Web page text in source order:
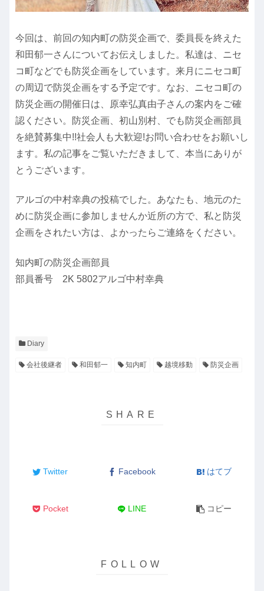
今回は、前回の知内町の防災企画で、委員長を終えた
和田郁一さんについてお伝えしました。私達は、ニセ
コ町などでも防災企画をしています。来月にニセコ町
の周辺で防災企画をする予定です。なお、ニセコ町の
防災企画の開催日は、原幸弘真由子さんの案内をご確
認ください。防災企画、初山別村、でも防災企画部員
を絶賛募集中!!社会人も大歓迎!お問い合わせをお願いし
ます。私の記事をご覧いただきまして、本当にありが
とうございます。
アルゴの中村幸典の投稿でした。あなたも、地元のた
めに防災企画に参加しませんか近所の方で、私と防災
企画をされたい方は、よかったらご連絡をください。
知内町の防災企画部員
部員番号 2K 5802アルゴ中村幸典
Diary
会社後継者 和田郁一 知内町 越境移動 防災企画
Twitter Facebook はてブ
Pocket LINE コピー